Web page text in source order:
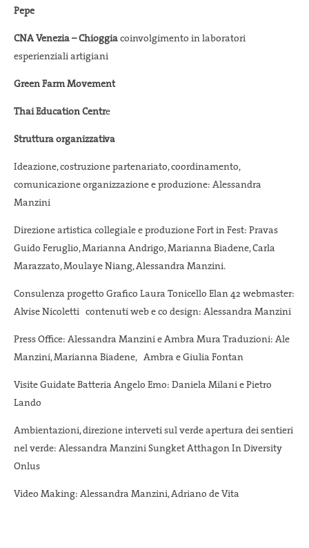
Pepe
CNA Venezia – Chioggia coinvolgimento in laboratori
esperienziali artigiani
Green Farm Movement
Thai Education Centre
Struttura organizzativa
Ideazione, costruzione partenariato, coordinamento,
comunicazione organizzazione e produzione: Alessandra
Manzini
Direzione artistica collegiale e produzione Fort in Fest: Pravas
Guido Feruglio, Marianna Andrigo, Marianna Biadene, Carla
Marazzato, Moulaye Niang, Alessandra Manzini.
Consulenza progetto Grafico Laura Tonicello Elan 42 webmaster:
Alvise Nicoletti contenuti web e co design: Alessandra Manzini
Press Office: Alessandra Manzini e Ambra Mura Traduzioni: Ale
Manzini, Marianna Biadene, Ambra e Giulia Fontan
Visite Guidate Batteria Angelo Emo: Daniela Milani e Pietro
Lando
Ambientazioni, direzione interveti sul verde apertura dei sentieri
nel verde: Alessandra Manzini Sungket Atthagon In Diversity
Onlus
Video Making: Alessandra Manzini, Adriano de Vita